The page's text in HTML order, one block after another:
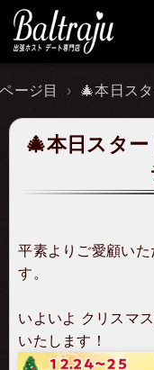
ージ目 🎄本日ス
🎄本日スタ
平素よりご愛顧い
す。
いよいよ クリスマ
いたします！